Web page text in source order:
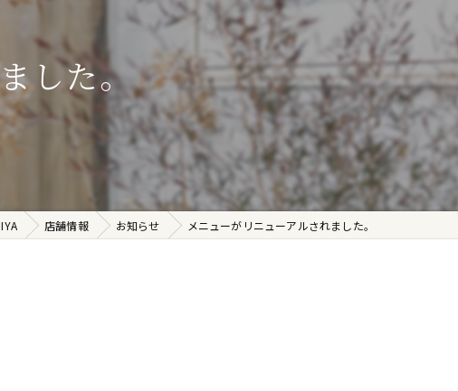
体幹
可動域
した。
店舗情報 お知らせ メニューがリニューアルされました。